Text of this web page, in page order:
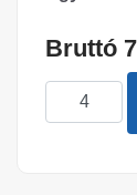
Bruttó